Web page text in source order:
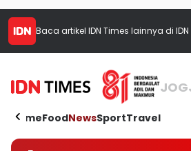
Baca artikel IDN Times lainnya di IDN
HomeFoodNewsSportTravel